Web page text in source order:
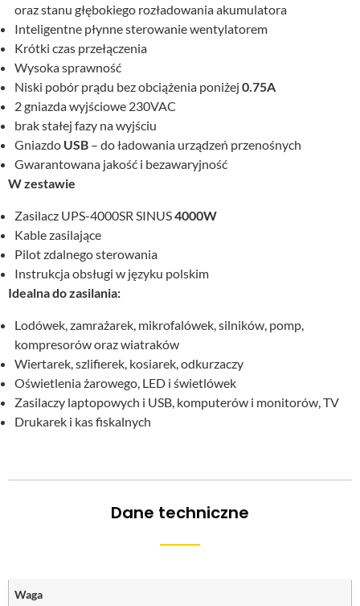
oraz stanu głębokiego rozładowania akumulatora
Inteligentne płynne sterowanie wentylatorem
Krótki czas przełączenia
Wysoka sprawność
Niski pobór prądu bez obciążenia poniżej 0.75A
2 gniazda wyjściowe 230VAC
brak stałej fazy na wyjściu
Gniazdo USB – do ładowania urządzeń przenośnych
Gwarantowana jakość i bezawaryjność
W zestawie
Zasilacz UPS-4000SR SINUS4000W
Kable zasilające
Pilot zdalnego sterowania
Instrukcja obsługi w języku polskim
Idealna do zasilania:
Lodówek, zamrażarek, mikrofalówek, silników, pomp,
kompresorów oraz wiatraków
Wiertarek, szlifierek, kosiarek, odkurzaczy
Oświetlenia żarowego, LED i świetlówek
Zasilaczy laptopowych i USB, komputerów i monitorów, TV
Drukarek i kas fiskalnych
Dane techniczne
Waga